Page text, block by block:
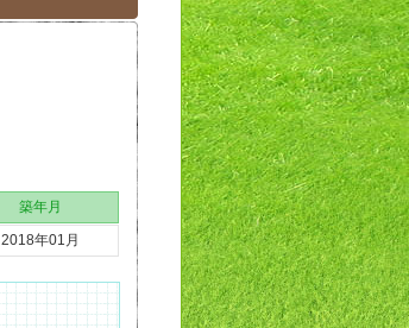
築年月
2018年01月